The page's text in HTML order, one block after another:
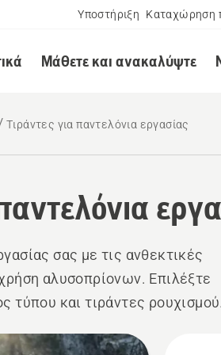
Υποστήριξη Καταχώρηση
Μάθετε και ανακαλύψτε
Τιράντες για παντελόνια εργασίας
σας με τις ανθεκτικές
αλυσοπρίονων. Επιλέξτε
τύπου και τιράντες ρουχισμού